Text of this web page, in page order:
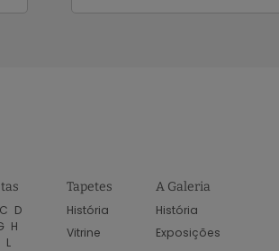
C D
H
L
Tapetes
História
Vitrine
A Galeria
História
Exposições